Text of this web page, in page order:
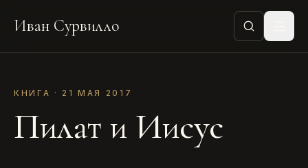
Иван Сурвилло
КНИГА · 21 МАЯ 2017
Пилат и Иисус